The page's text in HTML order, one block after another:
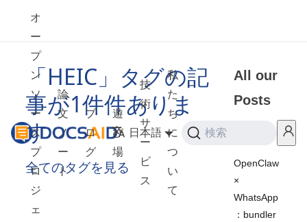
オ
ー
プ
ン
ソ
ー
ス
プ
ロ
ジ
ェ
論
文
ノ
ー
ト
ブ
ロ
グ
遊
び
場
技
術
サ
ー
ビ
ス
私
た
ち
に
つ
い
て
日本語 検索
「HEIC」タグの記
事が1件件ありま
す
全てのタグを見る
All our
Posts
OpenClaw
×
WhatsApp
：bundler